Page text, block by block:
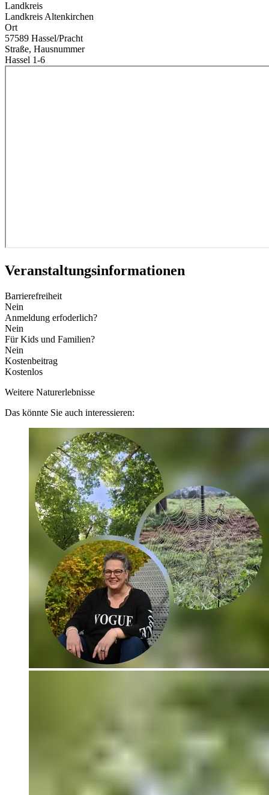
Landkreis
Landkreis Altenkirchen
Ort
57589 Hassel/Pracht
Straße, Hausnummer
Hassel 1-6
Veranstaltungs­informationen
Barrierefreiheit
Nein
Anmeldung erfoderlich?
Nein
Für Kids und Familien?
Nein
Kostenbeitrag
Kostenlos
Weitere Naturerlebnisse
Das könnte Sie auch interessieren: